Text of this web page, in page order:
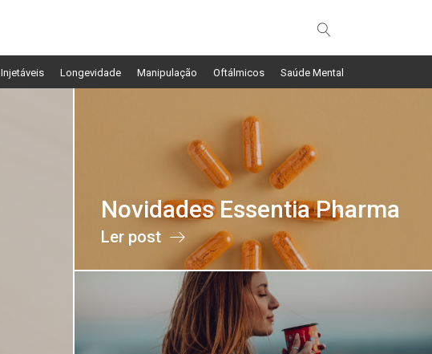
Injetáveis Longevidade Manipulação Oftálmicos Saúde Mental
Novidades Essentia Pharma
Ler post